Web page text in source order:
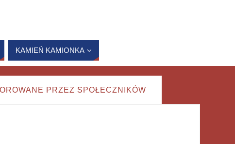
KAMIEŃ KAMIONKA
PRZEZ SPOŁECZNIKÓW